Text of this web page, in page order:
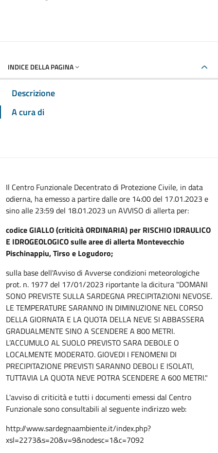
INDICE DELLA PAGINA
Descrizione
A cura di
Il Centro Funzionale Decentrato di Protezione Civile, in data
odierna, ha emesso a partire dalle ore 14:00 del 17.01.2023 e
sino alle 23:59 del 18.01.2023 un AVVISO di allerta per:
codice GIALLO (criticità ORDINARIA) per RISCHIO IDRAULICO
E IDROGEOLOGICO sulle aree di allerta Montevecchio
Pischinappiu, Tirso e Logudoro;
sulla base dell'Avviso di Avverse condizioni meteorologiche
prot. n. 1977 del 17/01/2023 riportante la dicitura "DOMANI
SONO PREVISTE SULLA SARDEGNA PRECIPITAZIONI NEVOSE.
LE TEMPERATURE SARANNO IN DIMINUZIONE NEL CORSO
DELLA GIORNATA E LA QUOTA DELLA NEVE SI ABBASSERA
GRADUALMENTE SINO A SCENDERE A 800 METRI.
L’ACCUMULO AL SUOLO PREVISTO SARA DEBOLE O
LOCALMENTE MODERATO. GIOVEDI I FENOMENI DI
PRECIPITAZIONE PREVISTI SARANNO DEBOLI E ISOLATI,
TUTTAVIA LA QUOTA NEVE POTRA SCENDERE A 600 METRI."
L'avviso di criticità e tutti i documenti emessi dal Centro
Funzionale sono consultabili al seguente indirizzo web:
http://www.sardegnaambiente.it/index.php?
xsl=2273&s=20&v=9&nodesc=1&c=7092